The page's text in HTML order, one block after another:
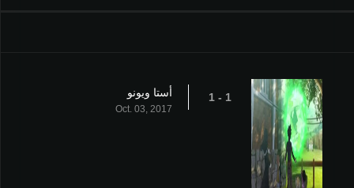
1 - 1 أستا ويونو
Oct. 03, 2017